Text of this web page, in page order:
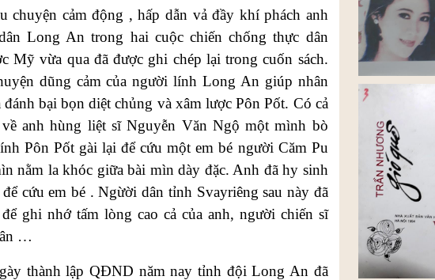
chuyện cảm động , hấp dẫn vả đầy khí phách anh
Long An trong hai cuộc chiến chống thực dân
Mỹ vừa qua đã được ghi chép lại trong cuốn sách.
dũng cảm của người lính Long An giúp nhân
đánh bại bọn diệt chủng và xâm lược Pôn Pốt. Có cả
anh hùng liệt sĩ Nguyễn Văn Ngộ một mình bò
Pôn Pốt gài lại để cứu một em bé người Căm Pu
nằm la khóc giữa bài mìn dày đặc. Anh đã hy sinh
cứu em bé . Ngừời dân tỉnh Svayriêng sau này đã
ghi nhớ tấm lòng cao cả của anh, người chiến sĩ
…
thành lập QĐND năm nay tỉnh đội Long An đã